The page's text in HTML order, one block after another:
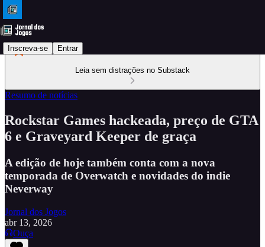
Inscreva-se Entrar
Leia sem distrações no Substack
Resumo de notícias
Rockstar Games hackeada, preço de GTA
6 e Graveyard Keeper de graça
A edição de hoje também conta com a nova
temporada de Overwatch e novidades do indie
Neverway
Jornal dos Jogos
abr 13, 2026
Ouça